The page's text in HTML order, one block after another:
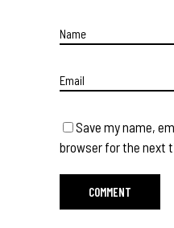
Save my name,
browser for the next